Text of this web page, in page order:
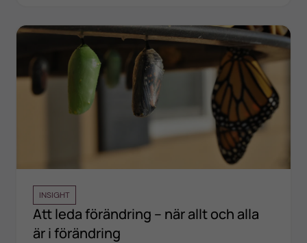
INSIGHT
Att leda förändring – när allt och alla
är i förändring